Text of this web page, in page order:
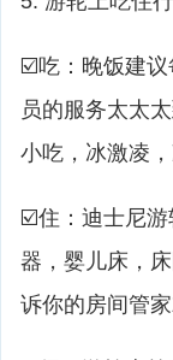
☑️吃：晚饭建议
员的服务太太
小吃，冰激凌，
☑️住：迪士尼游
器，婴儿床，
诉你的房间管家